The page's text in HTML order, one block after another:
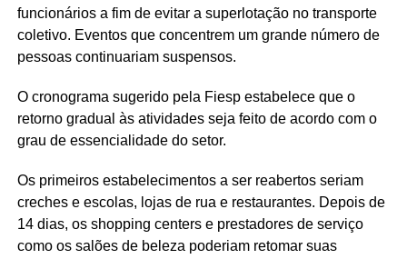
funcionários a fim de evitar a superlotação no transporte
coletivo. Eventos que concentrem um grande número de
pessoas continuariam suspensos.
O cronograma sugerido pela Fiesp estabelece que o
retorno gradual às atividades seja feito de acordo com o
grau de essencialidade do setor.
Os primeiros estabelecimentos a ser reabertos seriam
creches e escolas, lojas de rua e restaurantes. Depois de
14 dias, os shopping centers e prestadores de serviço
como os salões de beleza poderiam retomar suas